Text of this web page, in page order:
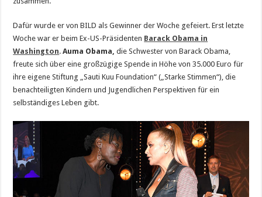
Dafür wurde er von BILD als Gewinner der Woche gefeiert. Erst letzte
Woche war er beim Ex-US-Präsidenten Barack Obama in
Washington.Auma Obama, die Schwester von Barack Obama,
freute sich über eine großzügige Spende in Höhe von 35.000 Euro für
ihre eigene Stiftung „Sauti Kuu Foundation“ („Starke Stimmen“), die
benachteiligten Kindern und Jugendlichen Perspektiven für ein
selbständiges Leben gibt.